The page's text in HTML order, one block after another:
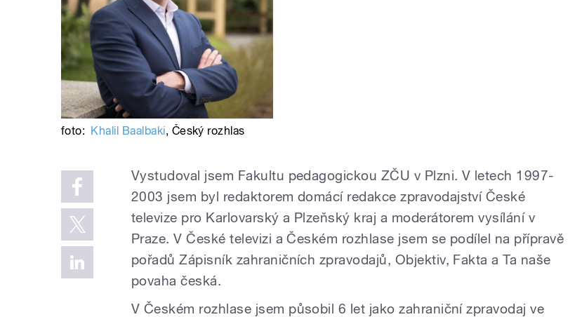
foto: Khalil Baalbaki, Český rozhlas
Vystudoval jsem Fakultu pedagogickou ZČU v Plzni. V letech 1997-
2003 jsem byl redaktorem domácí redakce zpravodajství České
televize pro Karlovarský a Plzeňský kraj a moderátorem vysílání v
Praze. V České televizi a Českém rozhlase jsem se podílel na přípravě
pořadů Zápisník zahraničních zpravodajů, Objektiv, Fakta a Ta naše
povaha česká.
V Českém rozhlase jsem působil 6 let jako zahraniční zpravodaj ve